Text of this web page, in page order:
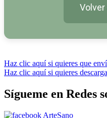
Volver
Haz clic aquí si quieres que
Haz clic aquí si quieres
Sígueme en Redes